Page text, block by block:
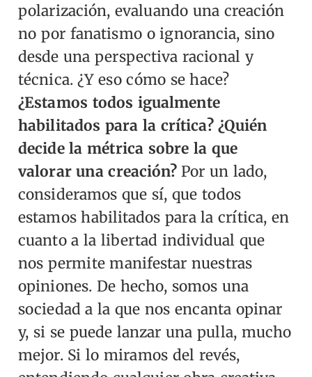
polarización, evaluando una creación
no por fanatismo o ignorancia, sino
desde una perspectiva racional y
técnica. ¿Y eso cómo se hace?
¿Estamos todos igualmente
habilitados para la crítica? ¿Quién
decide la métrica sobre la que
valorar una creación? Por un lado,
consideramos que sí, que todos
estamos habilitados para la crítica, en
cuanto a la libertad individual que
nos permite manifestar nuestras
opiniones. De hecho, somos una
sociedad a la que nos encanta opinar
y, si se puede lanzar una pulla, mucho
mejor. Si lo miramos del revés,